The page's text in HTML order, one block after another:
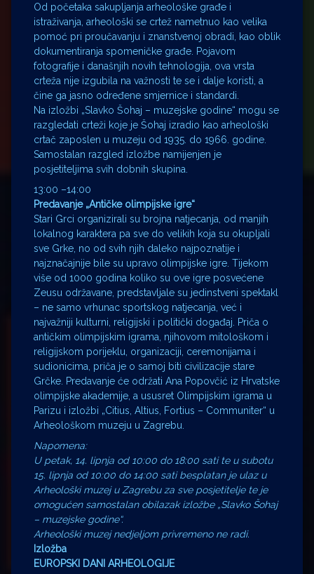
Od početaka sakupljanja arheološke građe i
istraživanja, arheološki se crtež nametnuo kao velika
pomoć pri proučavanju i znanstvenoj obradi, kao oblik
dokumentiranja spomeničke građe. Pojavom
fotografije i današnjih novih tehnologija, ova vrsta
crteža nije izgubila na važnosti te se i dalje koristi, a
čine ga jasno određene smjernice i standardi.
Na izložbi „Slavko Šohaj – muzejske godine“ mogu se
razgledati crteži koje je Šohaj izradio kao arheološki
crtač zaposlen u muzeju od 1935. do 1966. godine.
Samostalan razgled izložbe namijenjen je
posjetiteljima svih dobnih skupina.
13:00 –14:00
Predavanje „Antičke olimpijske igre“
Stari Grci organizirali su brojna natjecanja, od manjih
lokalnog karaktera pa sve do velikih koja su okupljali
sve Grke, no od svih njih daleko najpoznatije i
najznačajnije bile su upravo olimpijske igre. Tijekom
više od 1000 godina koliko su ove igre posvećene
Zeusu održavane, predstavljale su jedinstveni spektakl
– ne samo vrhunac sportskog natjecanja, već i
najvažniji kulturni, religijski i politički događaj. Priča o
antičkim olimpijskim igrama, njihovom mitološkom i
religijskom porijeklu, organizaciji, ceremonijama i
sudionicima, priča je o samoj biti civilizacije stare
Grčke. Predavanje će održati Ana Popovčić iz Hrvatske
olimpijske akademije, a ususret Olimpijskim igrama u
Parizu i izložbi „Citius, Altius, Fortius – Communiter“ u
Arheološkom muzeju u Zagrebu.
Napomena:
U petak, 14. lipnja od 10:00 do 18:00 sati te u subotu
15. lipnja od 10:00 do 14:00 sati besplatan je ulaz u
Arheološki muzej u Zagrebu za sve posjetitelje te je
omogućen samostalan obilazak izložbe „Slavko Šohaj
– muzejske godine“.
Arheološki muzej nedjeljom privremeno ne radi.
Izložba
EUROPSKI DANI ARHEOLOGIJE